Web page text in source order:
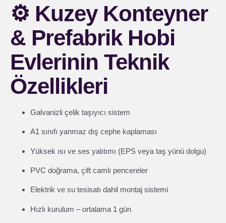
⚙️ Kuzey Konteyner
& Prefabrik Hobi
Evlerinin Teknik
Özellikleri
Galvanizli çelik taşıyıcı sistem
A1 sınıfı yanmaz dış cephe kaplaması
Yüksek ısı ve ses yalıtımı (EPS veya taş yünü dolgu)
PVC doğrama, çift camlı pencereler
Elektrik ve su tesisatı dahil montaj sistemi
Hızlı kurulum – ortalama 1 gün